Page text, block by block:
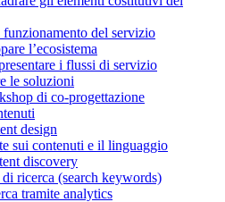
del servizio
l’ecosistema
i flussi di servizio
le soluzioni
di co-progettazione
design
sui contenuti e il linguaggio
discovery
ricerca (search keywords)
tramite analytics